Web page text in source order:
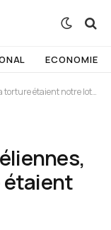
ECONOMIE
étaient notre lot quotidien »
étaient